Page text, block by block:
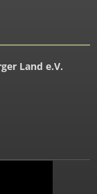
Land e.V.